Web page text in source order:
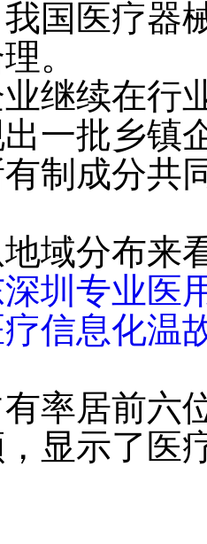
国医疗器
。
业继续在行
一批乡镇
制成分共
分布来看
圳专业医
信息化温
率居前六
显示了医